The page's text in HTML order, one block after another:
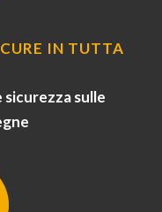
IN TUTTA
sulle